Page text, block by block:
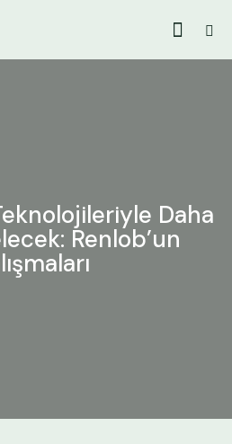
Daha
Renlob’un